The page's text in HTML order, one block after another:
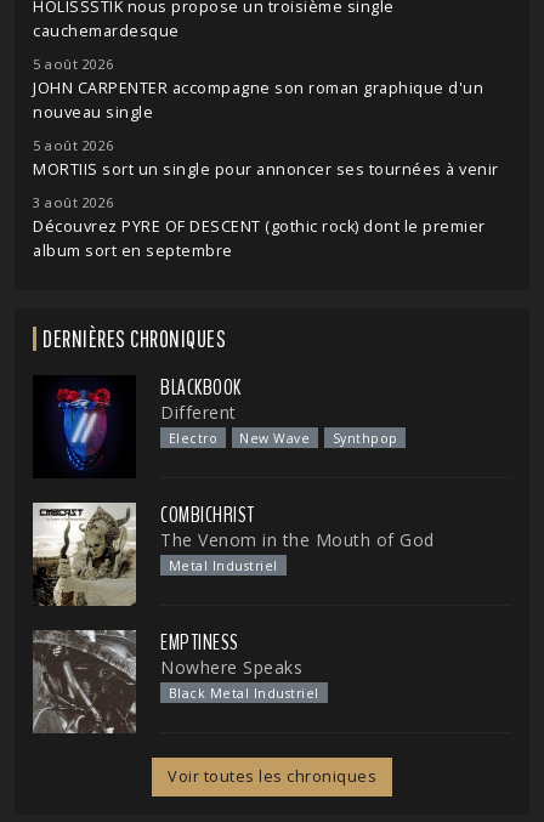
HOLISSSTIK nous propose un troisième single
cauchemardesque
5 août 2026
JOHN CARPENTER accompagne son roman graphique d'un
nouveau single
5 août 2026
MORTIIS sort un single pour annoncer ses tournées à venir
3 août 2026
Découvrez PYRE OF DESCENT (gothic rock) dont le premier
album sort en septembre
DERNIÈRES CHRONIQUES
BLACKBOOK
Different
Electro New Wave Synthpop
COMBICHRIST
The Venom in the Mouth of God
Metal Industriel
EMPTINESS
Nowhere Speaks
Black Metal Industriel
Voir toutes les chroniques